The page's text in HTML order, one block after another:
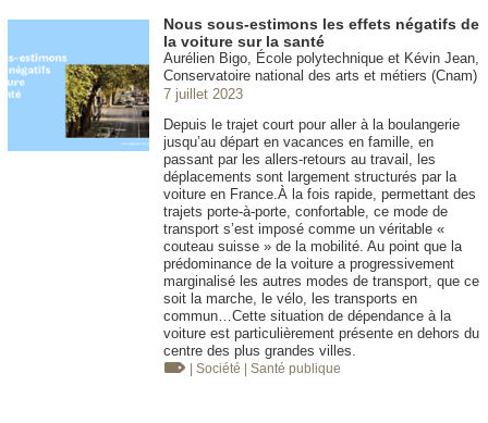
Nous sous-estimons les effets négatifs de
la voiture sur la santé
Aurélien Bigo, École polytechnique et Kévin Jean,
Conservatoire national des arts et métiers (Cnam)
7 juillet 2023
Depuis le trajet court pour aller à la boulangerie
jusqu’au départ en vacances en famille, en
passant par les allers-retours au travail, les
déplacements sont largement structurés par la
voiture en France.À la fois rapide, permettant des
trajets porte-à-porte, confortable, ce mode de
transport s’est imposé comme un véritable «
couteau suisse » de la mobilité. Au point que la
prédominance de la voiture a progressivement
marginalisé les autres modes de transport, que ce
soit la marche, le vélo, les transports en
commun…Cette situation de dépendance à la
voiture est particulièrement présente en dehors du
centre des plus grandes villes.
| Société | Santé publique